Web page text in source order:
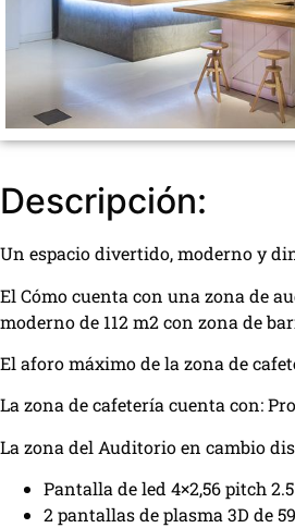
Descripción:
Un espacio divertido, moderno y
El Cómo cuenta con una zona de
moderno de 112 m2 con zona de
El aforo máximo de la zona de
La zona de cafetería cuenta con:
La zona del Auditorio en cambio
Pantalla de led 4×2,56 pitch
2 pantallas de plasma 3D de